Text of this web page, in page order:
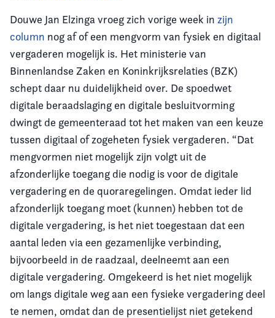
Douwe Jan Elzinga vroeg zich vorige week in zijn
column nog af of een mengvorm van fysiek en digitaal
vergaderen mogelijk is. Het ministerie van
Binnenlandse Zaken en Koninkrijksrelaties (BZK)
schept daar nu duidelijkheid over. De spoedwet
digitale beraadslaging en digitale besluitvorming
dwingt de gemeenteraad tot het maken van een keuze
tussen digitaal of zogeheten fysiek vergaderen. “Dat
mengvormen niet mogelijk zijn volgt uit de
afzonderlijke toegang die nodig is voor de digitale
vergadering en de quoraregelingen. Omdat ieder lid
afzonderlijk toegang moet (kunnen) hebben tot de
digitale vergadering, is het niet toegestaan dat een
aantal leden via een gezamenlijke verbinding,
bijvoorbeeld in de raadzaal, deelneemt aan een
digitale vergadering. Omgekeerd is het niet mogelijk
om langs digitale weg aan een fysieke vergadering deel
te nemen, omdat dan de presentielijst niet getekend